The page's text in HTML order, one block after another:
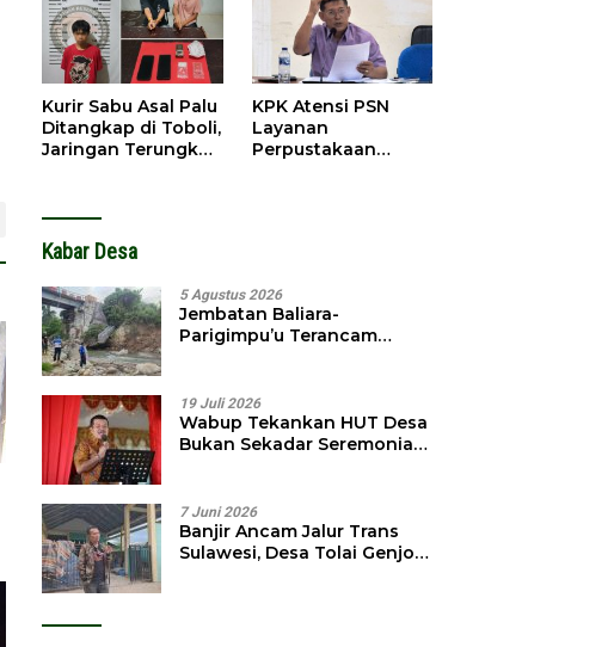
Kurir Sabu Asal Palu
Ditangkap di Toboli,
Jaringan Terungkap
KPK Atensi PSN
Layanan
Perpustakaan
Kabar Desa
5 Agustus 2026
Jembatan Baliara-
Parigimpu’u Terancam
19 Juli 2026
Wabup Tekankan HUT Desa
Bukan Sekadar Seremonial,
7 Juni 2026
Banjir Ancam Jalur Trans
Sulawesi, Desa Tolai Genjot